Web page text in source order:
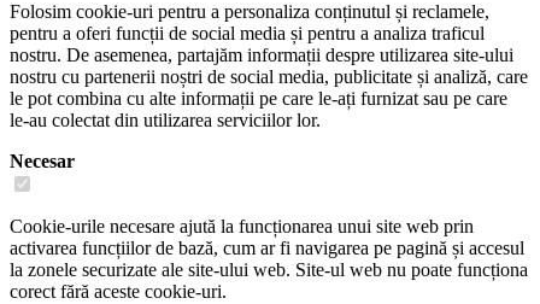
Folosim cookie-uri pentru a personaliza conținutul și reclamele,
pentru a oferi funcții de social media și pentru a analiza traficul
nostru. De asemenea, partajăm informații despre utilizarea site-ului
nostru cu partenerii noștri de social media, publicitate și analiză, care
le pot combina cu alte informații pe care le-ați furnizat sau pe care
le-au colectat din utilizarea serviciilor lor.
Necesar
Cookie-urile necesare ajută la funcționarea unui site web prin
activarea funcțiilor de bază, cum ar fi navigarea pe pagină și accesul
la zonele securizate ale site-ului web. Site-ul web nu poate funcționa
corect fără aceste cookie-uri.